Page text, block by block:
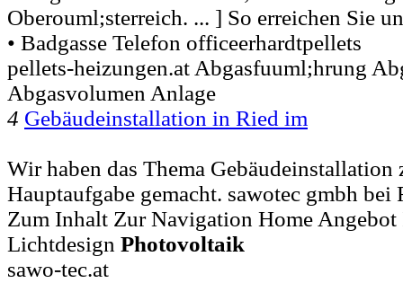
Oberouml;sterreich. ... ] So erreichen Sie
• Badgasse Telefon officeerhardtpellets
pellets-heizungen.at Abgasfuuml;hrung
Abgasvolumen Anlage
4 Gebäudeinstallation in Ried im
Wir haben das Thema Gebäudeinstallation
Hauptaufgabe gemacht. sawotec gmbh
Zum Inhalt Zur Navigation Home
Lichtdesign Photovoltaik
sawo-tec.at